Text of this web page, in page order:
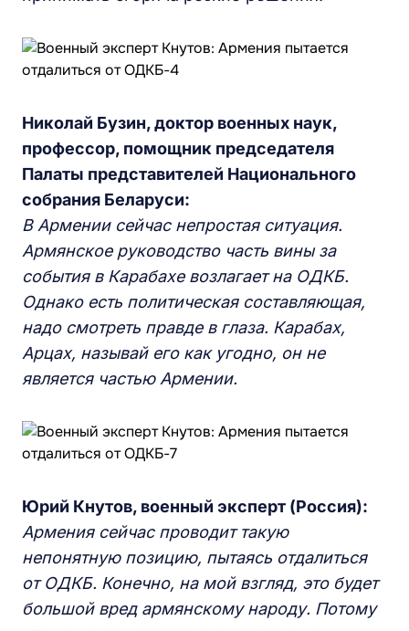
Николай Бузин, доктор военных наук,
профессор, помощник председателя
Палаты представителей Национального
собрания Беларуси:
В Армении сейчас непростая ситуация.
Армянское руководство часть вины за
события в Карабахе возлагает на ОДКБ.
Однако есть политическая составляющая,
надо смотреть правде в глаза. Карабах,
Арцах, называй его как угодно, он не
является частью Армении.
Юрий Кнутов, военный эксперт (Россия):
Армения сейчас проводит такую
непонятную позицию, пытаясь отдалиться
от ОДКБ. Конечно, на мой взгляд, это будет
большой вред армянскому народу. Потому